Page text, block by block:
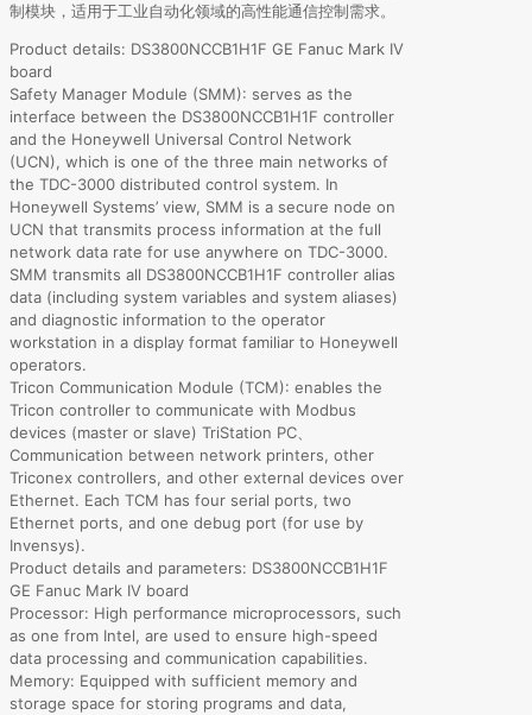
制模块，适用于工业自动化领域的高性能通信控制需求。
Product details: DS3800NCCB1H1F GE Fanuc Mark IV
board
Safety Manager Module (SMM): serves as the
interface between the DS3800NCCB1H1F controller
and the Honeywell Universal Control Network
(UCN), which is one of the three main networks of
the TDC-3000 distributed control system. In
Honeywell Systems’ view, SMM is a secure node on
UCN that transmits process information at the full
network data rate for use anywhere on TDC-3000.
SMM transmits all DS3800NCCB1H1F controller alias
data (including system variables and system aliases)
and diagnostic information to the operator
workstation in a display format familiar to Honeywell
operators.
Tricon Communication Module (TCM): enables the
Tricon controller to communicate with Modbus
devices (master or slave) TriStation PC、
Communication between network printers, other
Triconex controllers, and other external devices over
Ethernet. Each TCM has four serial ports, two
Ethernet ports, and one debug port (for use by
Invensys).
Product details and parameters: DS3800NCCB1H1F
GE Fanuc Mark IV board
Processor: High performance microprocessors, such
as one from Intel, are used to ensure high-speed
data processing and communication capabilities.
Memory: Equipped with sufficient memory and
storage space for storing programs and data,